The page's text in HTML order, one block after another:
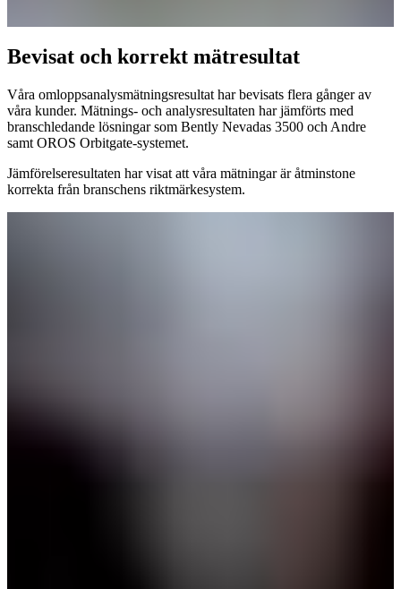
Bevisat och korrekt mätresultat
Våra omloppsanalysmätningsresultat har bevisats flera gånger av
våra kunder. Mätnings- och analysresultaten har jämförts med
branschledande lösningar som Bently Nevadas 3500 och Andre
samt OROS Orbitgate-systemet.
Jämförelseresultaten har visat att våra mätningar är åtminstone
korrekta från branschens riktmärkesystem.